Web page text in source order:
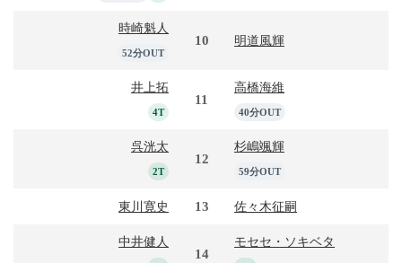
時崎魁人
52分OUT
10 明道風輝
井上拓
4T
11
高橋海維
40分OUT
呉洸太
2T
12
杉嶋颯輝
59分OUT
東川寛史 13 佐々木征嗣
中井健人
14
モセセ・ソキベタ